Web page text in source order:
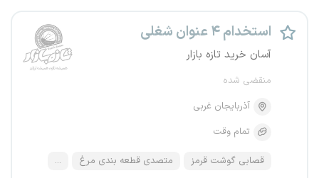
استخدام ۴ عنوان شغلی
آسان خرید تازه بازار
منقضی شده
آذربایجان غربی
تمام وقت
قصابی گوشت قرمز متصدی قطعه بندی مرغ ...